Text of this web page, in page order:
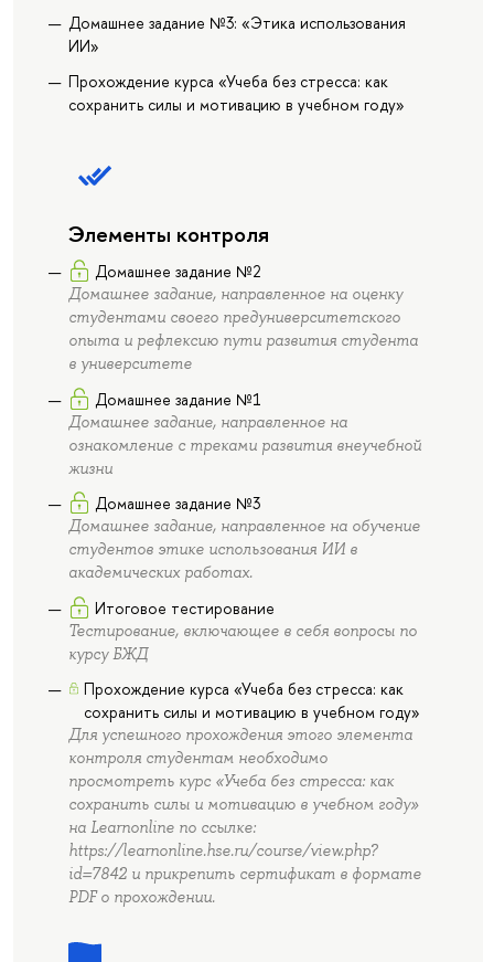
Домашнее задание №3: «Этика использования
ИИ»
Прохождение курса «Учеба без стресса: как
сохранить силы и мотивацию в учебном году»
Элементы контроля
Домашнее задание №2
Домашнее задание, направленное на оценку
студентами своего предуниверситетского
опыта и рефлексию пути развития студента
в университете
Домашнее задание №1
Домашнее задание, направленное на
ознакомление с треками развития внеучебной
жизни
Домашнее задание №3
Домашнее задание, направленное на обучение
студентов этике использования ИИ в
академических работах.
Итоговое тестирование
Тестирование, включающее в себя вопросы по
курсу БЖД
Прохождение курса «Учеба без стресса: как
сохранить силы и мотивацию в учебном году»
Для успешного прохождения этого элемента
контроля студентам необходимо
просмотреть курс «Учеба без стресса: как
сохранить силы и мотивацию в учебном году»
на Learnonline по ссылке:
https://learnonline.hse.ru/course/view.php?
id=7842 и прикрепить сертификат в формате
PDF о прохождении.